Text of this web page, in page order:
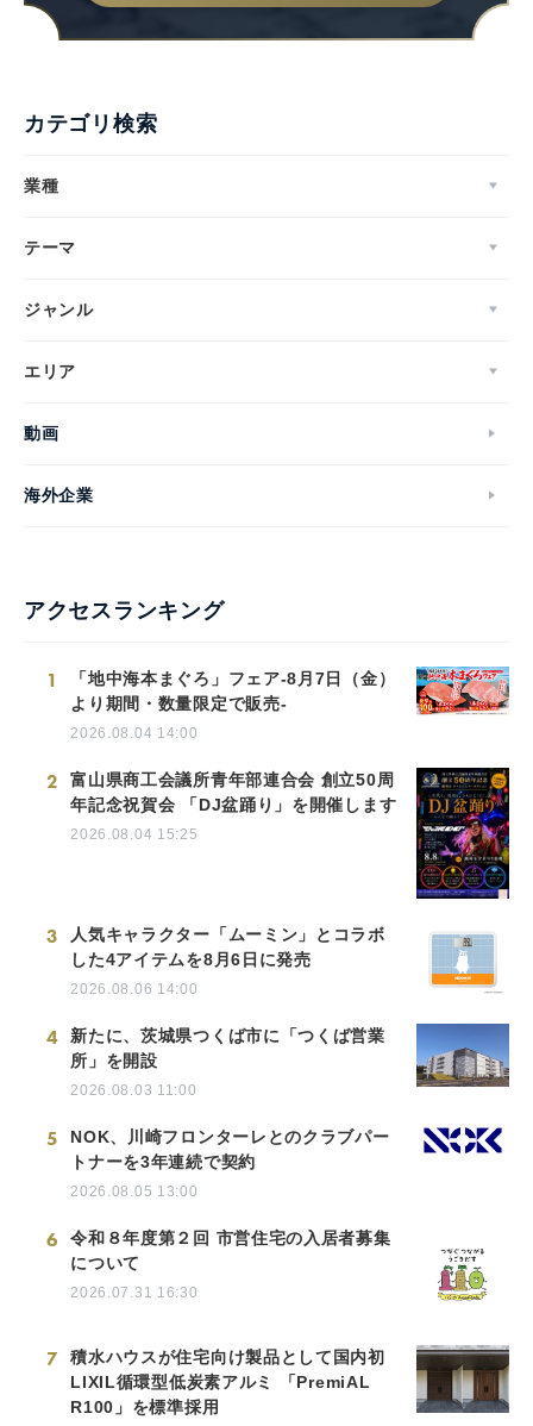
カテゴリ検索
業種
テーマ
ジャンル
エリア
動画
海外企業
アクセスランキング
1
「地中海本まぐろ」フェア-8月7日（金）
より期間・数量限定で販売-
2026.08.04 14:00
2
富山県商工会議所青年部連合会 創立50周
年記念祝賀会 「DJ盆踊り」を開催します
2026.08.04 15:25
3
人気キャラクター「ムーミン」とコラボ
した4アイテムを8月6日に発売
2026.08.06 14:00
4
新たに、茨城県つくば市に「つくば営業
所」を開設
2026.08.03 11:00
5
NOK、川崎フロンターレとのクラブパー
トナーを3年連続で契約
2026.08.05 13:00
6
令和８年度第２回 市営住宅の入居者募集
について
2026.07.31 16:30
7
積水ハウスが住宅向け製品として国内初
LIXIL循環型低炭素アルミ 「PremiAL
R100」を標準採用